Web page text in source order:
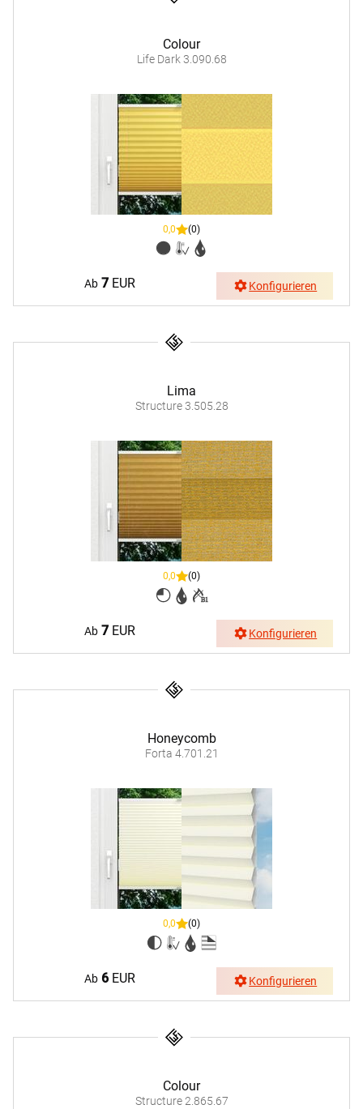
Colour
Life Dark 3.090.68
0,0 (0)
Ab 7EUR Konfigurieren
Lima
Structure 3.505.28
0,0 (0)
Ab 7EUR Konfigurieren
Honeycomb
Forta 4.701.21
0,0 (0)
Ab 6EUR Konfigurieren
Colour
Structure 2.865.67